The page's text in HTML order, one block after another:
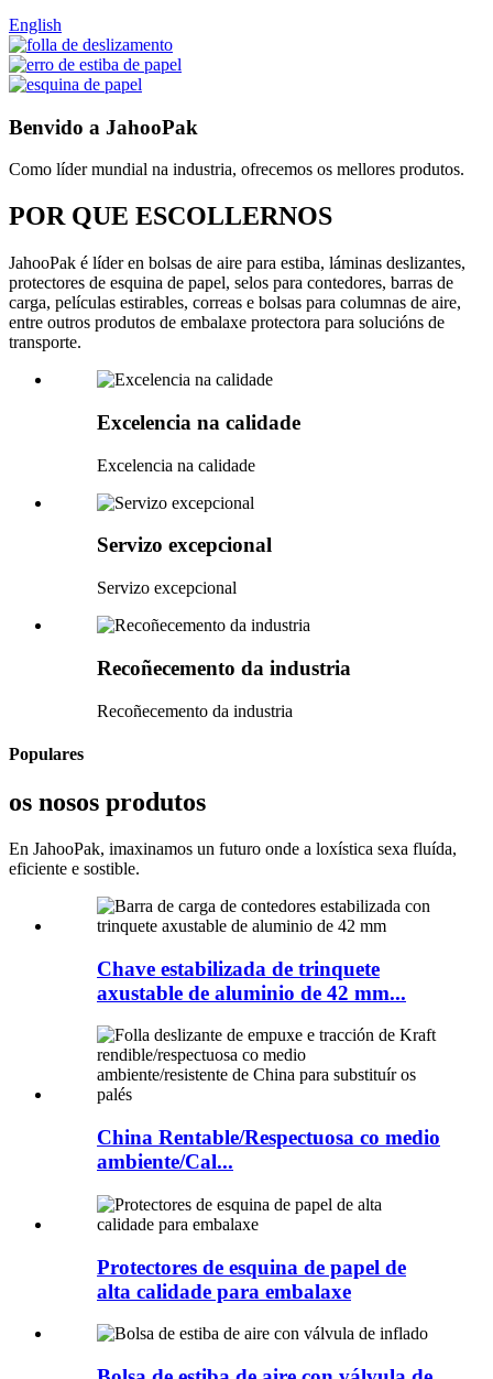
English
Benvido a JahooPak
Como líder mundial na industria, ofrecemos os mellores produtos.
POR QUE ESCOLLERNOS
JahooPak é líder en bolsas de aire para estiba, láminas deslizantes,
protectores de esquina de papel, selos para contedores, barras de
carga, películas estirables, correas e bolsas para columnas de aire,
entre outros produtos de embalaxe protectora para solucións de
transporte.
Excelencia na calidade
Excelencia na calidade
Servizo excepcional
Servizo excepcional
Recoñecemento da industria
Recoñecemento da industria
Populares
os nosos produtos
En JahooPak, imaxinamos un futuro onde a loxística sexa fluída,
eficiente e sostible.
Chave estabilizada de trinquete
axustable de aluminio de 42 mm...
China Rentable/Respectuosa co medio
ambiente/Cal...
Protectores de esquina de papel de
alta calidade para embalaxe